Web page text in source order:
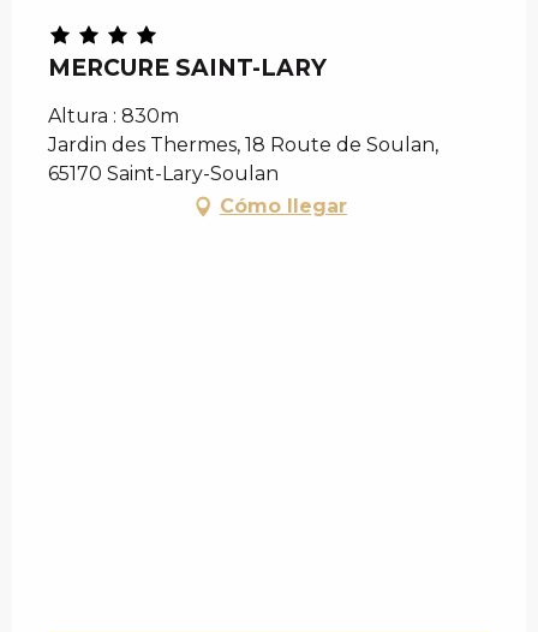
MERCURE SAINT-LARY
Altura : 830m
Jardin des Thermes, 18 Route de Soulan,
65170 Saint-Lary-Soulan
Cómo llegar